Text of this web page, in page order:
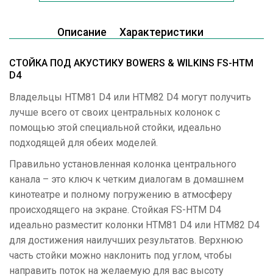
Описание Характеристики
СТОЙКА ПОД АКУСТИКУ BOWERS & WILKINS FS-HTM
D4
Владельцы HTM81 D4 или HTM82 D4 могут получить
лучше всего от своих центральных колонок с
помощью этой специальной стойки, идеально
подходящей для обеих моделей.
Правильно установленная колонка центрального
канала – это ключ к четким диалогам в домашнем
кинотеатре и полному погружению в атмосферу
происходящего на экране. Стойкая FS-HTM D4
идеально разместит колонки HTM81 D4 или HTM82 D4
для достижения наилучших результатов. Верхнюю
часть стойки можно наклонить под углом, чтобы
направить поток на желаемую для вас высоту